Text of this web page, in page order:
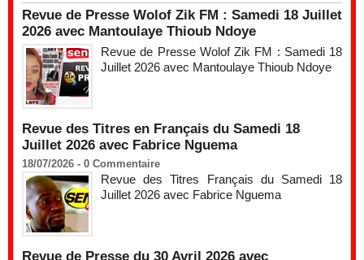
Revue de Presse Wolof Zik FM : Samedi 18 Juillet
2026 avec Mantoulaye Thioub Ndoye
Revue de Presse Wolof Zik FM : Samedi 18
Juillet 2026 avec Mantoulaye Thioub Ndoye
Revue des Titres en Français du Samedi 18
Juillet 2026 avec Fabrice Nguema
18/07/2026 - 0 Commentaire
Revue des Titres Français du Samedi 18
Juillet 2026 avec Fabrice Nguema
Revue de Presse du 30 Avril 2026 avec